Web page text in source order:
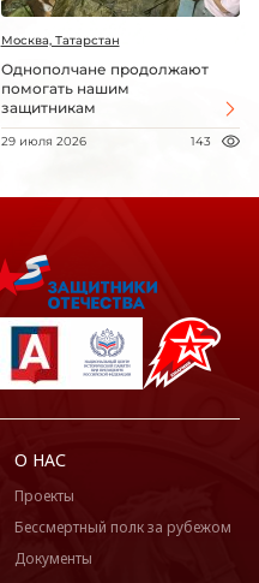
Москва, Татарстан
Однополчане продолжают
помогать нашим
защитникам
29 июля 2026 143
О НАС
Проекты
Бессмертный полк за рубежом
Документы